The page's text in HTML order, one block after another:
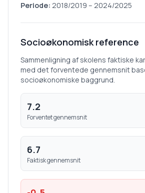
Periode: 2018/2019 – 2024/2025
Socioøkonomisk reference
Sammenligning af skolens faktiske
med det forventede gennemsnit
socioøkonomiske baggrund.
7.2
Forventet gennemsnit
6.7
Faktisk gennemsnit